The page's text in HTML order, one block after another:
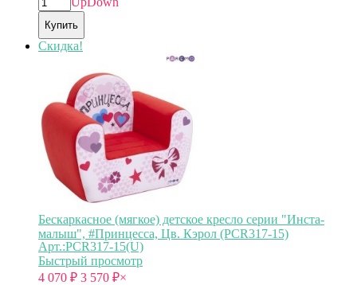
Купить
Скидка!
Бескаркасное (мягкое) детское кресло серии "Инста-
малыш", #Принцесса, Цв. Кэрол (PCR317-15)
Арт.:PCR317-15(U)
Быстрый просмотр
4 070 ₽ 3 570 ₽×